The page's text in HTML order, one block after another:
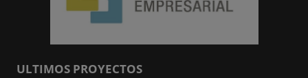
ULTIMOS PROYECTOS